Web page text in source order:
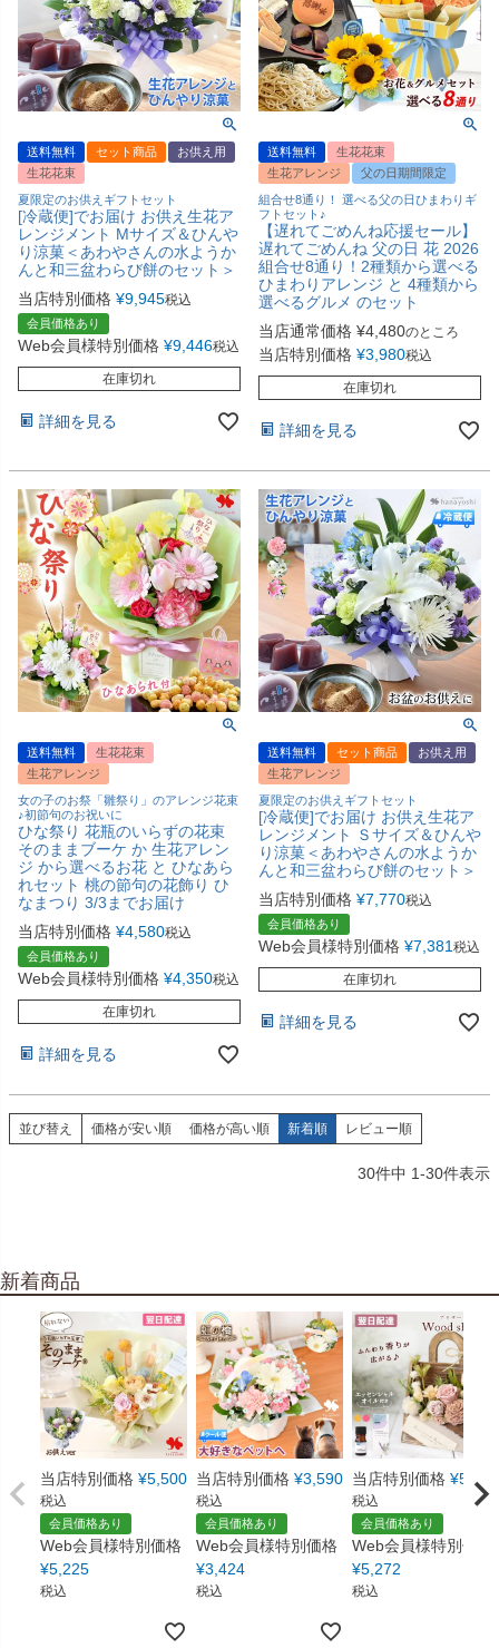
送料無料 セット商品
お供え用
生花花束
夏限定のお供えギフトセット
[冷蔵便]でお届け お供え生花ア
レンジメント Mサイズ＆ひんや
り涼菓＜あわやさんの水ようか
んと和三盆わらび餅のセット＞
当店特別価格 ¥9,945税込
会員価格あり
Web会員様特別価格 ¥9,446税込
在庫切れ
詳細を見る
送料無料
生花花束
生花アレンジ
父の日期間限定
組合せ8通り！ 選べる父の日ひまわりギ
フトセット♪
【遅れてごめんね応援セール】
遅れてごめんね 父の日 花 2026
組合せ8通り！2種類から選べる
ひまわりアレンジ と 4種類から
選べるグルメ のセット
当店通常価格 ¥4,480のところ
当店特別価格 ¥3,980税込
在庫切れ
詳細を見る
送料無料
生花花束
生花アレンジ
女の子のお祭「雛祭り」のアレンジ花束
♪初節句のお祝いに
ひな祭り 花瓶のいらずの花束
そのままブーケ か 生花アレン
ジ から選べるお花 と ひなあら
れセット 桃の節句の花飾り ひ
なまつり 3/3までお届け
当店特別価格 ¥4,580税込
会員価格あり
Web会員様特別価格 ¥4,350税込
在庫切れ
詳細を見る
送料無料 セット商品
お供え用
生花アレンジ
夏限定のお供えギフトセット
[冷蔵便]でお届け お供え生花ア
レンジメント Ｓサイズ＆ひんや
り涼菓＜あわやさんの水ようか
んと和三盆わらび餅のセット＞
当店特別価格 ¥7,770税込
会員価格あり
Web会員様特別価格 ¥7,381 税込
在庫切れ
詳細を見る
並び替え 価格が安い順 価格が高い順 新着順 レビュー順
30件中 1-30件表示
新着商品
当店特別価格 ¥5,500
税込
会員価格あり
Web会員様特別価格
¥5,225
税込
当店特別価格 ¥3,590
税込
会員価格あり
Web会員様特別価格
¥3,424
税込
当店特別価格 ¥5,550
税込
会員価格あり
Web会員様特別価格
¥5,272
税込